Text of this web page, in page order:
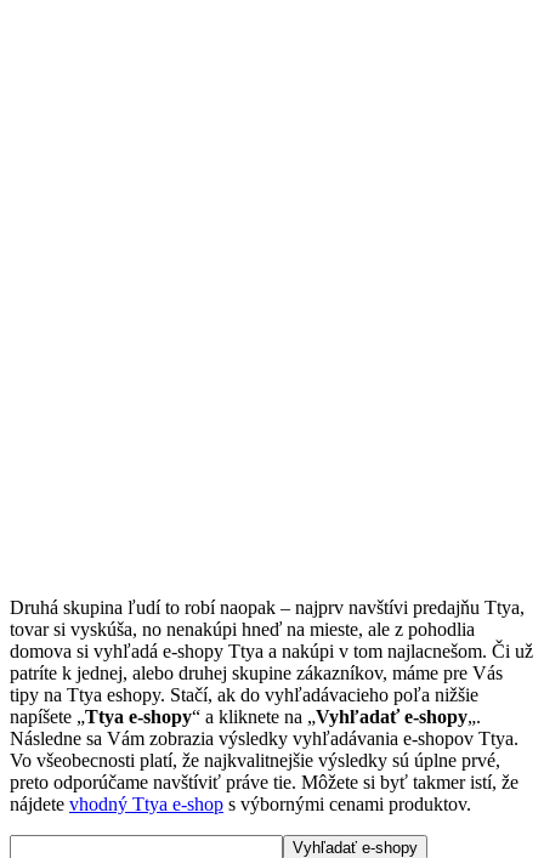
Druhá skupina ľudí to robí naopak – najprv navštívi predajňu Ttya,
tovar si vyskúša, no nenakúpi hneď na mieste, ale z pohodlia
domova si vyhľadá e-shopy Ttya a nakúpi v tom najlacnešom. Či už
patríte k jednej, alebo druhej skupine zákazníkov, máme pre Vás
tipy na Ttya eshopy. Stačí, ak do vyhľadávacieho poľa nižšie
napíšete „Ttya e-shopy“ a kliknete na „Vyhľadať e-shopy„.
Následne sa Vám zobrazia výsledky vyhľadávania e-shopov Ttya.
Vo všeobecnosti platí, že najkvalitnejšie výsledky sú úplne prvé,
preto odporúčame navštíviť práve tie. Môžete si byť takmer istí, že
nájdete vhodný Ttya e-shop s výbornými cenami produktov.